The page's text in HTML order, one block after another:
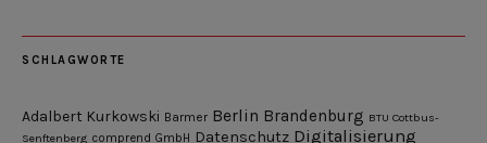
SCHLAGWORTE
Adalbert Kurkowski Barmer Berlin Brandenburg BTU Cottbus-
Senftenberg comprend GmbH Datenschutz Digitalisierung